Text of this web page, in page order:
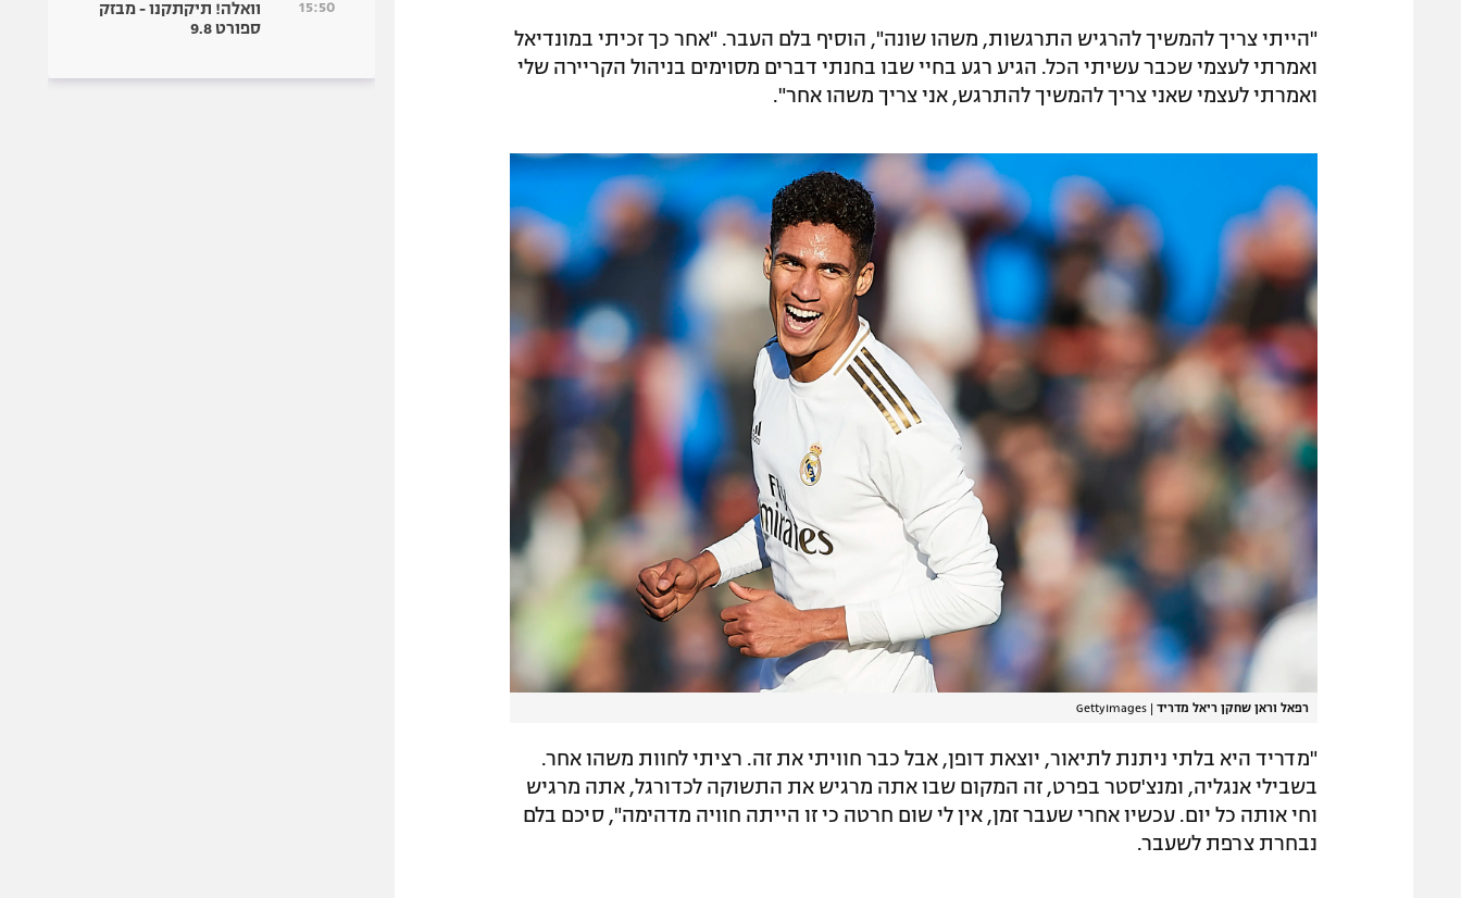
"הייתי צריך להמשיך להרגיש התרגשות, משהו שונה", הוסיף בלם העבר. "אחר כך זכיתי במונדיאל
ואמרתי לעצמי שכבר עשיתי הכל. הגיע רגע בחיי שבו בחנתי דברים מסוימים בניהול הקריירה שלי
ואמרתי לעצמי שאני צריך להמשיך להתרגש, אני צריך משהו אחר".
רפאל וראן שחקן ריאל מדריד |
GettyImages
"מדריד היא בלתי ניתנת לתיאור, יוצאת דופן, אבל כבר חוויתי את זה. רציתי לחוות משהו אחר.
בשבילי אנגליה, ומנצ'סטר בפרט, זה המקום שבו אתה מרגיש את התשוקה לכדורגל, אתה מרגיש
וחי אותה כל יום. עכשיו אחרי שעבר זמן, אין לי שום חרטה כי זו הייתה חוויה מדהימה", סיכם בלם
נבחרת צרפת לשעבר.
15:50
וואלה! תיקתקנו - מבזק
ספורט 9.8